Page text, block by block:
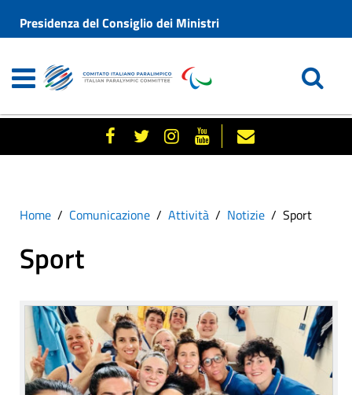
Presidenza del Consiglio dei Ministri
Home Comunicazione Attività Notizie Sport
Sport